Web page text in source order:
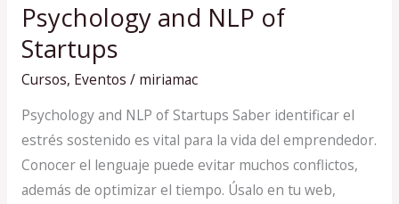
Psychology and NLP of
Startups
Cursos, Eventos / miriamac
Psychology and NLP of Startups Saber identificar el
estrés sostenido es vital para la vida del emprendedor.
Conocer el lenguaje puede evitar muchos conflictos,
además de optimizar el tiempo. Úsalo en tu web,
Psychology
and
NLP
of
Startups